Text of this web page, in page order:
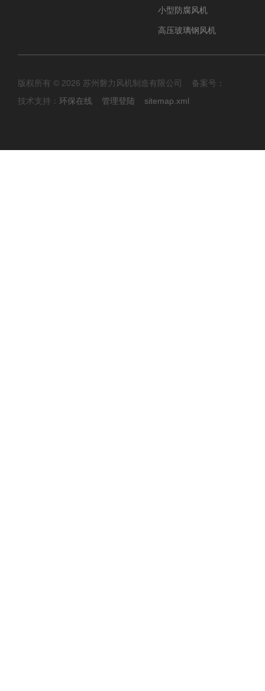
小型防腐风机
高压玻璃钢风机
版权所有 © 2026 苏州磐力风机制造有限公司 备案号：
技术支持： 环保在线 管理登陆 sitemap.xml